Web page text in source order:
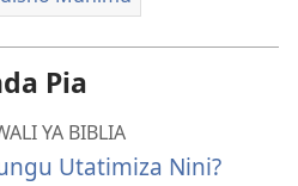
Pia
YA BIBLIA
Utatimiza Nini?